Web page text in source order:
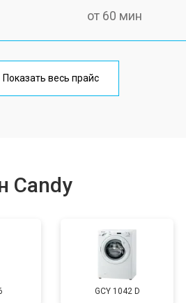
от 60 мин
от 100 мин
от 100 мин
Показать весь прайс
Candy
GCY 1042 D